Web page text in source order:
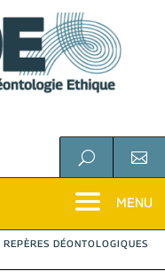
U 
REPÈRES DÉONTOLOGIQUES